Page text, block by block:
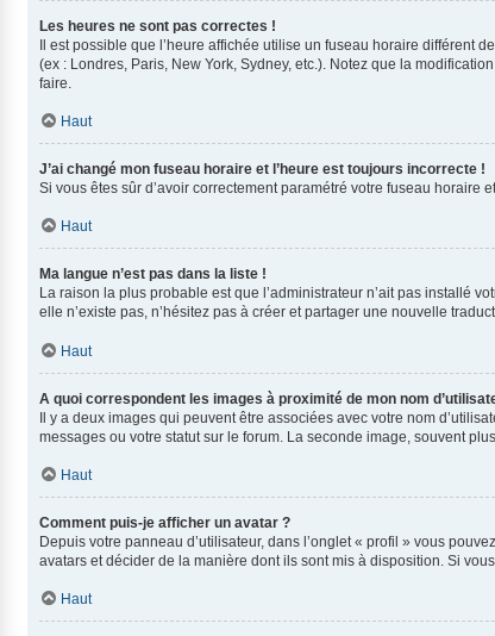
Les heures ne sont pas correctes !
Il est possible que l’heure affichée utilise un fuseau horaire différent
(ex : Londres, Paris, New York, Sydney, etc.). Notez que la
faire.
Haut
J’ai changé mon fuseau horaire et l’heure est toujours incorrecte !
Si vous êtes sûr d’avoir correctement paramétré votre fuseau horaire
Haut
Ma langue n’est pas dans la liste !
La raison la plus probable est que l’administrateur n’ait pas installé
elle n’existe pas, n’hésitez pas à créer et partager une nouvelle
Haut
A quoi correspondent les images à proximité de mon nom
Il y a deux images qui peuvent être associées avec votre nom
messages ou votre statut sur le forum. La seconde image, souvent
Haut
Comment puis-je afficher un avatar ?
Depuis votre panneau d’utilisateur, dans l’onglet « profil » vous
avatars et décider de la manière dont ils sont mis à disposition. Si
Haut